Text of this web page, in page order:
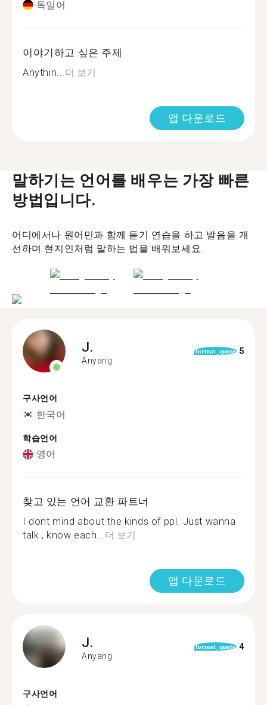
독일어
이야기하고 싶은 주제
Anythin... 더 보기
앱 다운로드
말하기는 언어를 배우는 가장 빠른
방법입니다.
어디에서나 원어민과 함께 듣기 연습을 하고 발음을 개
선하며 현지인처럼 말하는 법을 배워보세요.
J.
Anyang
format_quote 5
구사언어
한국어
학습언어
영어
찾고 있는 언어 교환 파트너
I dont mind about the kinds of ppl. Just wanna
talk , know each...더 보기
앱 다운로드
J.
Anyang
format_quote 4
구사언어